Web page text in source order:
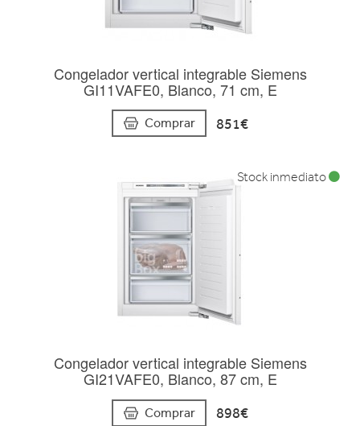
Congelador vertical integrable Siemens
GI11VAFE0, Blanco, 71 cm, E
Comprar 851€
Congelador vertical integrable Siemens
GI21VAFE0, Blanco, 87 cm, E
Comprar 898€
Stock inmediato